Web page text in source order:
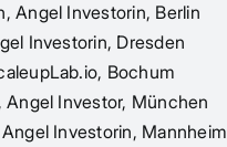
Angel Investorin, Berlin
Investorin, Dresden
Bochum
Angel Investor, München
Investorin, Mannheim